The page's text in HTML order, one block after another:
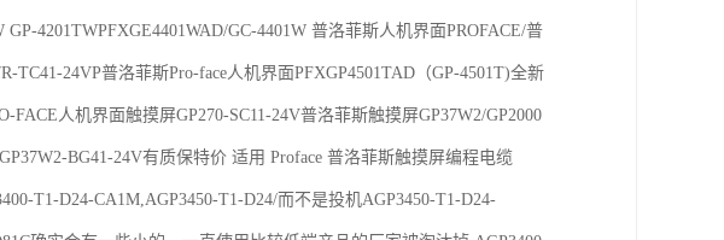
4201TWPFXGE4401WAD/GC-4401W 普洛菲斯人机界面PROFACE/普
TC41-24VP普洛菲斯Pro-face人机界面PFXGP4501TAD（GP-4501T)全新
人机界面触摸屏GP270-SC11-24V普洛菲斯触摸屏GP37W2/GP2000
BG41-24V有质保特价 适用 Proface 普洛菲斯触摸屏编程电缆
T1-D24-CA1M,AGP3450-T1-D24/而不是投机AGP3450-T1-D24-